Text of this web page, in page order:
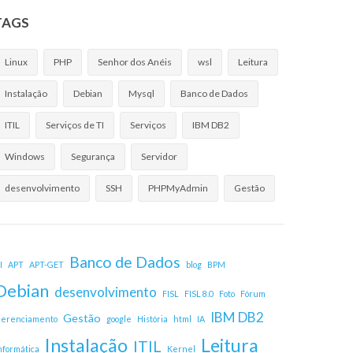
Linux PHP Senhor dos Anéis wsl Leitura
Instalação Debian Mysql Banco de Dados
ITIL Serviços de TI Serviços IBM DB2
Windows Segurança Servidor
desenvolvimento SSH PHPMyAdmin Gestão
APT APT-GET Banco de Dados blog BPM
desenvolvimento FISL FISL 8.0 Foto Fórum
Gestão google História html IA IBM DB2
Instalação ITIL Kernel Leitura